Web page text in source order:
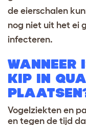
de eierschalen
nog niet uit het ei
infecteren.
WANNEER
KIP IN
Vogelziekten en
en tegen de tijd